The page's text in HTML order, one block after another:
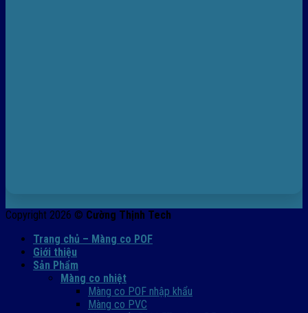
Copyright 2026 © Cường Thịnh Tech
Trang chủ – Màng co POF
Giới thiệu
Sản Phẩm
Màng co nhiệt
Màng co POF nhập khẩu
Màng co PVC